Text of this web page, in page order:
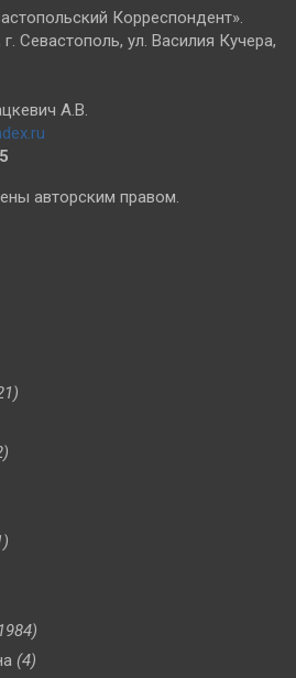
Корреспондент».
Севастополь, ул. Василия Кучера,
А.В.
авторским правом.
(4)